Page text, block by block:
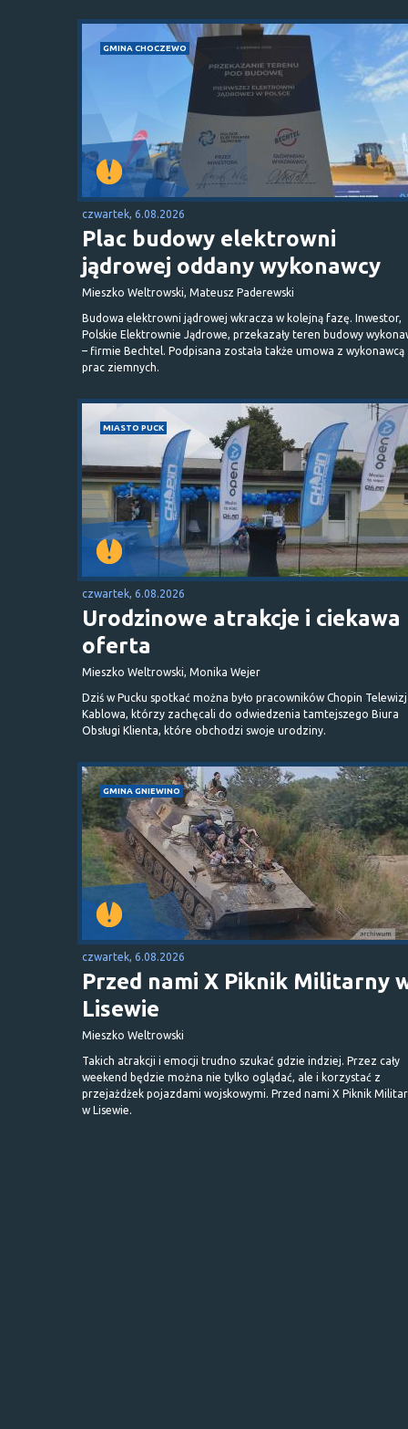
GMINA CHOCZEWO
czwartek, 6.08.2026
Plac budowy elektrowni
jądrowej oddany wykonawcy
Mieszko Weltrowski, Mateusz Paderewski
Budowa elektrowni jądrowej wkracza w kolejną fazę. Inwestor,
Polskie Elektrownie Jądrowe, przekazały teren budowy
– firmie Bechtel. Podpisana została także umowa z wykonawcą
prac ziemnych.
MIASTO PUCK
czwartek, 6.08.2026
Urodzinowe atrakcje i ciekawa
oferta
Mieszko Weltrowski, Monika Wejer
Dziś w Pucku spotkać można było pracowników Chopin
Kablowa, którzy zachęcali do odwiedzenia tamtejszego Biura
Obsługi Klienta, które obchodzi swoje urodziny.
GMINA GNIEWINO
czwartek, 6.08.2026
Przed nami X Piknik Militarny
Lisewie
Mieszko Weltrowski
Takich atrakcji i emocji trudno szukać gdzie indziej. Przez cały
weekend będzie można nie tylko oglądać, ale i korzystać z
przejażdżek pojazdami wojskowymi. Przed nami X Piknik
w Lisewie.